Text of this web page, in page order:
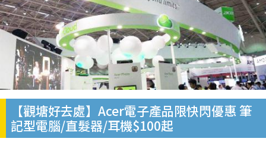
【觀塘好去處】Acer電子產品限快閃優惠 筆
記型電腦/直髮器/耳機$100起